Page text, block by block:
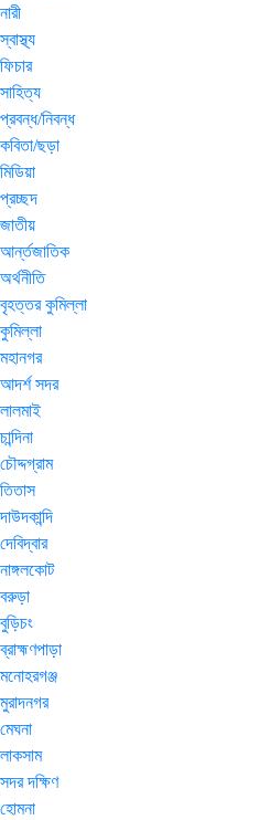
নারী
স্বাস্থ্য
ফিচার
সাহিত্য
প্রবন্ধ/নিবন্ধ
কবিতা/ছড়া
মিডিয়া
প্রচ্ছদ
জাতীয়
আর্ন্তজাতিক
অর্থনীতি
বৃহত্তর কুমিল্লা
কুমিল্লা
মহানগর
আদর্শ সদর
লালমাই
চান্দিনা
চৌদ্দগ্রাম
তিতাস
দাউদকান্দি
দেবিদ্বার
নাঙ্গলকোট
বরুড়া
বুড়িচং
ব্রাহ্মণপাড়া
মনোহরগঞ্জ
মুরাদনগর
মেঘনা
লাকসাম
সদর দক্ষিণ
হোমনা